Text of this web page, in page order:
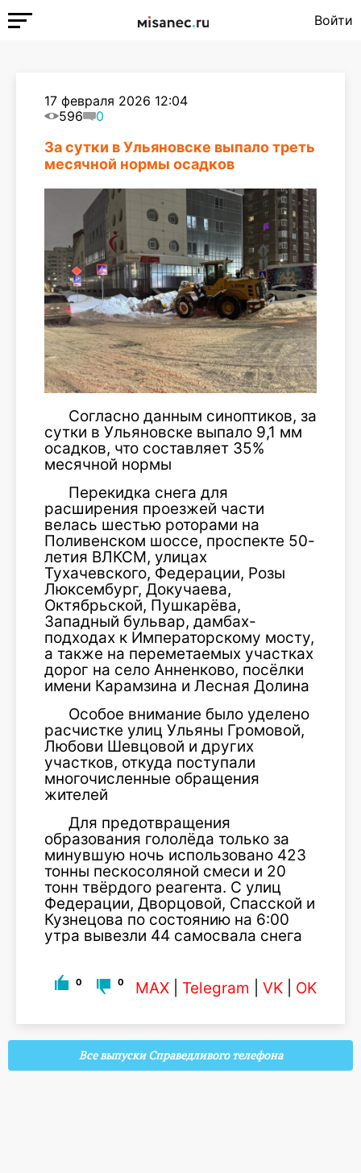
Войти
17 февраля 2026 12:04
596
0
За сутки в Ульяновске выпало треть
месячной нормы осадков
Согласно данным синоптиков, за
сутки в Ульяновске выпало 9,1 мм
осадков, что составляет 35%
месячной нормы
Перекидка снега для
расширения проезжей части
велась шестью роторами на
Поливенском шоссе, проспекте 50-
летия ВЛКСМ, улицах
Тухачевского, Федерации, Розы
Люксембург, Докучаева,
Октябрьской, Пушкарёва,
Западный бульвар, дамбах-
подходах к Императорскому мосту,
а также на переметаемых участках
дорог на село Анненково, посёлки
имени Карамзина и Лесная Долина
Особое внимание было уделено
расчистке улиц Ульяны Громовой,
Любови Шевцовой и других
участков, откуда поступали
многочисленные обращения
жителей
Для предотвращения
образования гололёда только за
минувшую ночь использовано 423
тонны пескосоляной смеси и 20
тонн твёрдого реагента. С улиц
Федерации, Дворцовой, Спасской и
Кузнецова по состоянию на 6:00
утра вывезли 44 самосвала снега
0 0 MAX Telegram VK OK
Все выпуски Справедливого телефона